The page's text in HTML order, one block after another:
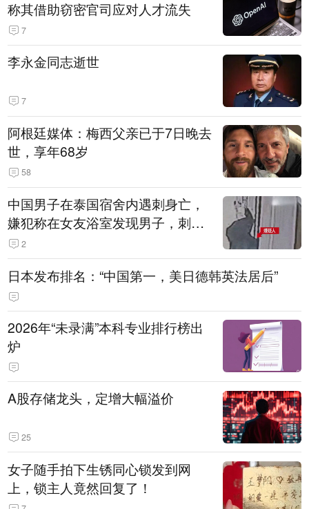
称其借助窃密官司应对人才流失
7
李永金同志逝世
7
阿根廷媒体：梅西父亲已于7日晚去
世，享年68岁
58
中国男子在泰国宿舍内遇刺身亡，
嫌犯称在女友浴室发现男子，刺其
多刀后逃跑监控曝光
2
日本发布排名：“中国第一，美日德韩英法居后”
2026年“未录满”本科专业排行榜出
炉
A股存储龙头，定增大幅溢价
25
女子随手拍下生锈同心锁发到网
上，锁主人竟然回复了！